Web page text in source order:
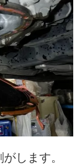
します。